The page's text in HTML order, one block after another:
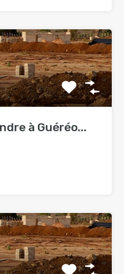
à Guéréo...